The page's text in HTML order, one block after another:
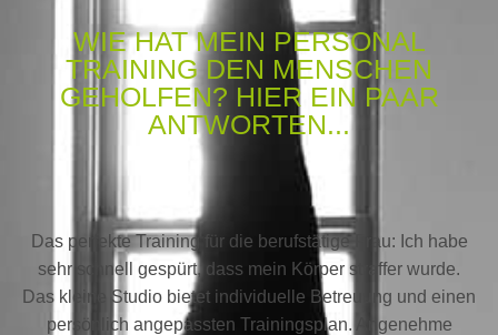
WIE HAT MEIN PERSONAL
TRAINING DEN MENSCHEN
GEHOLFEN? HIER EIN PAAR
ANTWORTEN...
Das perfekte Training für die berufstätige Frau: Ich habe
sehr schnell gespürt, dass mein Körper straffer wurde.
Das kleine Studio bietet individuelle Betreuung und einen
persönlich angepassten Trainingsplan. Angenehme